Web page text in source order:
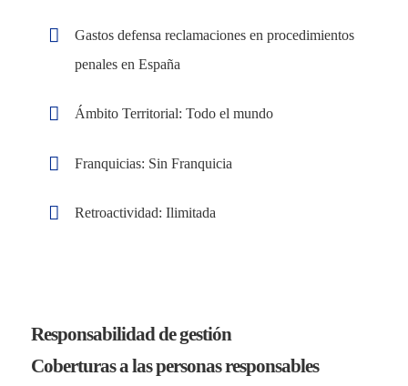
Gastos defensa reclamaciones en procedimientos
penales en España
Ámbito Territorial: Todo el mundo
Franquicias: Sin Franquicia
Retroactividad: Ilimitada
Responsabilidad de gestión
Coberturas a las personas responsables